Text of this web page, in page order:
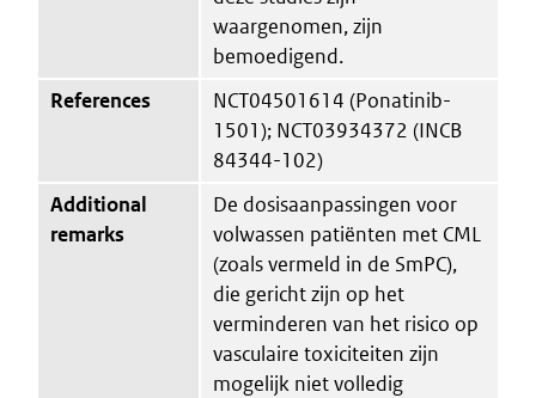
waargenomen, zijn
bemoedigend.
References
NCT04501614 (Ponatinib-
1501); NCT03934372 (INCB
84344-102)
Additional
remarks
De dosisaanpassingen voor
volwassen patiënten met CML
(zoals vermeld in de SmPC),
die gericht zijn op het
verminderen van het risico op
vasculaire toxiciteiten zijn
mogelijk niet volledig